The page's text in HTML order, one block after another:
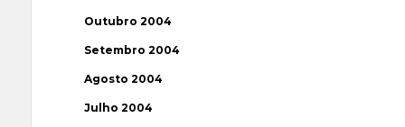
Outubro 2004
Setembro 2004
Agosto 2004
Julho 2004